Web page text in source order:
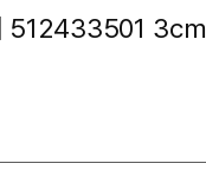
512433501 3cm